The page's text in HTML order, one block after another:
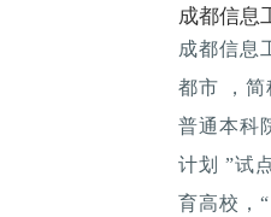
成都信息
成都信息
都市 ，简
普通本科
计划 ”试
育高校，